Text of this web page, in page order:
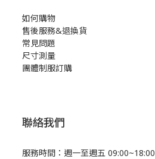
如何購物
售後服務&退換貨
常見問題
尺寸測量
團體制服訂購
聯絡我們
服務時間：週一至週五 09:00~18:00